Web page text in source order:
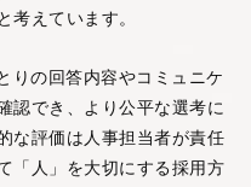
考えています。
りの回答内容やコミュニケ
認でき、より公平な選考に
な評価は人事担当者が責任
「人」を大切にする採用方